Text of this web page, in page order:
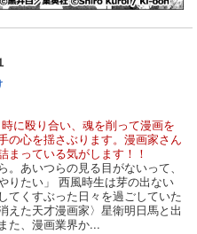
に殴り合い、魂を削って漫画を
の心を揺さぶります。漫画家さん
まっている気がします！！
。あいつらの見る目がないって、
りたい」 西風時生は芽の出ない
てくすぶった日々を過ごしていた
えた天才漫画家〉星衛明日馬と出
た、漫画業界か...